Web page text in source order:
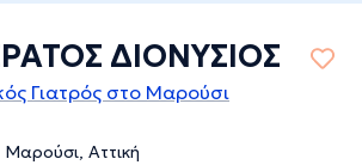
ΔΙΟΝΥΣΙΟΣ
Γιατρός στο Μαρούσι
Αττική